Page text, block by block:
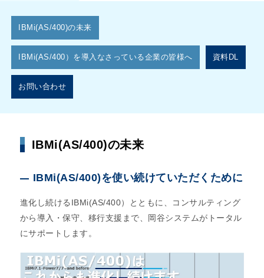
IBMi(AS/400)の未来
IBMi(AS/400）を導入なさっている企業の皆様へ 資料DL
お問い合わせ
IBMi(AS/400)の未来
IBMi(AS/400)を使い続けていただくために
進化し続けるIBMi(AS/400）とともに、コンサルティング
から導入・保守、移行支援まで、岡谷システムがトータル
にサポートします。